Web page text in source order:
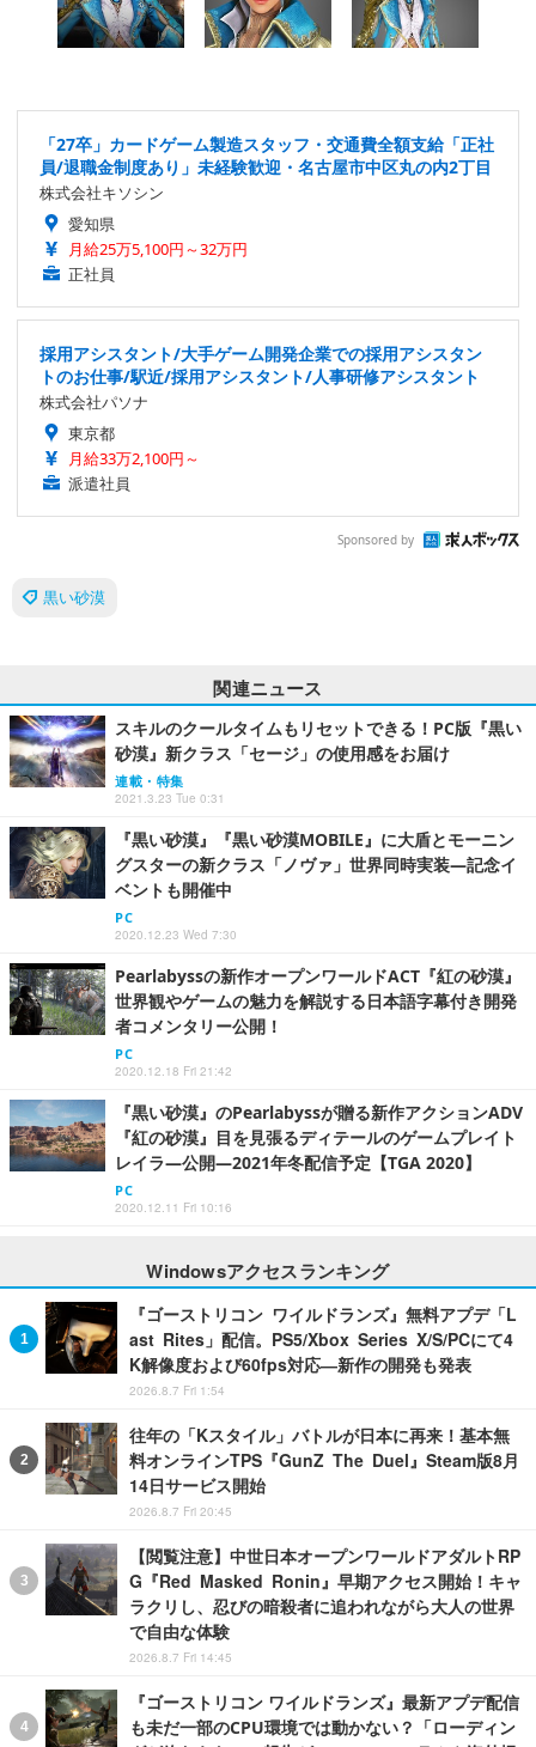
「27卒」カードゲーム製造スタッフ・交通費全額支給「正社
員/退職金制度あり」未経験歓迎・名古屋市中区丸の内2丁目
株式会社キソシン
愛知県
月給25万5,100円～32万円
正社員
採用アシスタント/大手ゲーム開発企業での採用アシスタン
トのお仕事/駅近/採用アシスタント/人事研修アシスタント
株式会社パソナ
東京都
月給33万2,100円～
派遣社員
Sponsored by
黒い砂漠
関連ニュース
スキルのクールタイムもリセットできる！PC版『黒い
砂漠』新クラス「セージ」の使用感をお届け
連載・特集
2021.3.23 Tue 0:31
『黒い砂漠』『黒い砂漠MOBILE』に大盾とモーニン
グスターの新クラス「ノヴァ」世界同時実装―記念イ
ベントも開催中
PC
2020.12.23 Wed 7:30
Pearlabyssの新作オープンワールドACT『紅の砂漠』
世界観やゲームの魅力を解説する日本語字幕付き開発
者コメンタリー公開！
PC
2020.12.18 Fri 21:42
『黒い砂漠』のPearlabyssが贈る新作アクションADV
『紅の砂漠』目を見張るディテールのゲームプレイト
レイラ―公開―2021年冬配信予定【TGA 2020】
PC
2020.12.11 Fri 10:16
Windowsアクセスランキング
『ゴーストリコン ワイルドランズ』無料アプデ「L
ast Rites」配信。PS5/Xbox Series X/S/PCにて4
K解像度および60fps対応―新作の開発も発表
2026.8.7 Fri 1:54
往年の「Kスタイル」バトルが日本に再来！基本無
料オンラインTPS『GunZ The Duel』Steam版8月
14日サービス開始
2026.8.7 Fri 20:45
【閲覧注意】中世日本オープンワールドアダルトRP
G『Red Masked Ronin』早期アクセス開始！キャ
ラクリし、忍びの暗殺者に追われながら大人の世界
で自由な体験
2026.8.7 Fri 14:45
『ゴーストリコン ワイルドランズ』最新アプデ配信
も未だ一部のCPU環境では動かない？「ローディン